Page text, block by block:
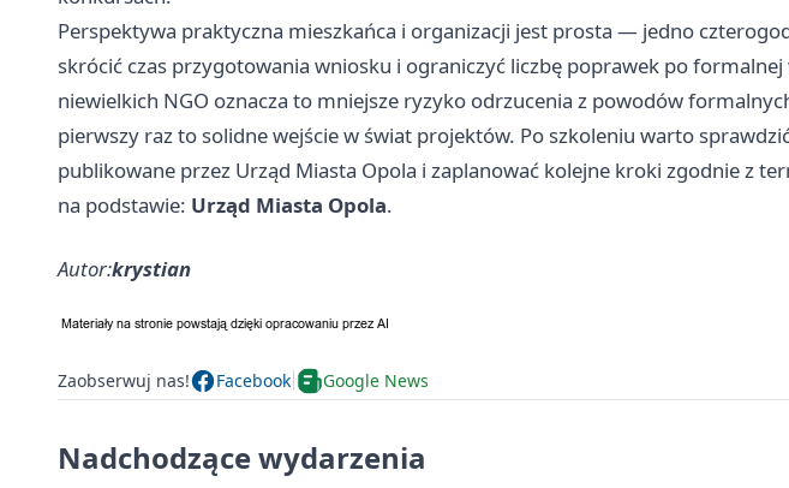
Perspektywa praktyczna mieszkańca i organizacji jest prosta — jedno
skrócić czas przygotowania wniosku i ograniczyć liczbę poprawek po
niewielkich NGO oznacza to mniejsze ryzyko odrzucenia z powodów
pierwszy raz to solidne wejście w świat projektów. Po szkoleniu warto
publikowane przez Urząd Miasta Opola i zaplanować kolejne kroki zgodnie z
na podstawie: Urząd Miasta Opola.
Autor:krystian
Zaobserwuj nas! Facebook Google News
Nadchodzące wydarzenia